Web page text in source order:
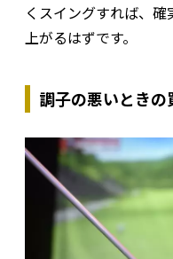
くスイングすれば、
上がるはずです。
調子の悪いときの